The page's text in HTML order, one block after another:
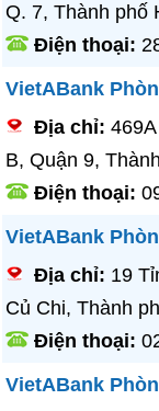
Q. 7, Thành phố
Điện thoại:
VietABank
Địa chỉ:
B, Quận 9,
Điện thoại:
VietABank
Địa chỉ: 19
Củ Chi, Thành
Điện thoại:
VietABank